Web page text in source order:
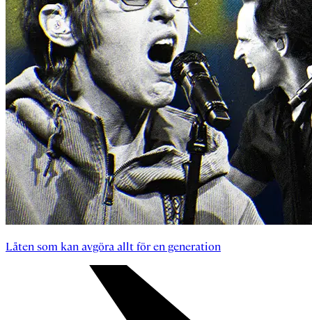
Låten som kan avgöra allt för en generation